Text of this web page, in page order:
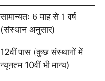
सामान्यतः 6 माह से 1 वर्ष
(संस्थान अनुसार)
12वीं पास (कुछ संस्थानों में
न्यूनतम 10वीं भी मान्य)